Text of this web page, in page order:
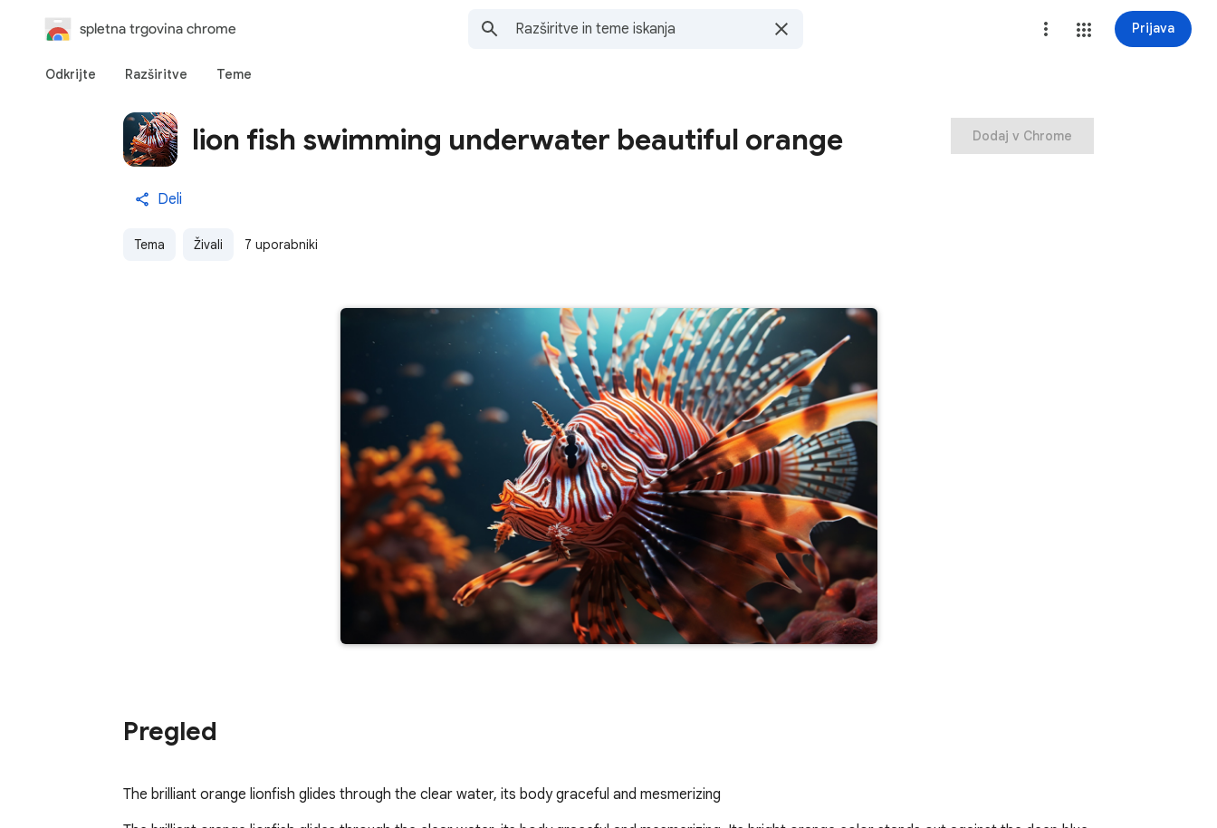
spletna trgovina chrome Prijava
Odkrijte Razširitve Teme
lion fish swimming underwater beautiful orange
Deli
Tema Živali 7 uporabniki
Dodaj v Chrome
Pregled
The brilliant orange lionfish glides through the clear water, its body graceful and mesmerizing